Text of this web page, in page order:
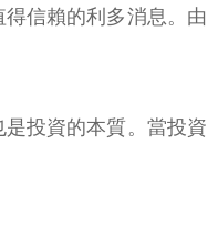
信賴的利多消息。由
投資的本質。當投資